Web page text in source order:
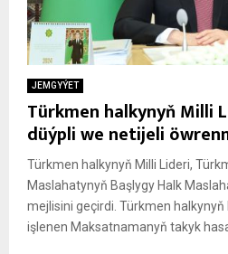
JEMGYÝET
Türkmen halkynyň Milli
düýpli we netijeli
Türkmen halkynyň Milli Lideri,
Maslahatynyň Başlygy Halk
mejlisini geçirdi. Türkmen halkynyň
işlenen Maksatnamanyň takyk